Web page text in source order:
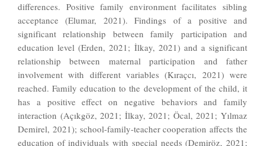
differences. Positive family environment facilitates sibling
acceptance (Elumar, 2021). Findings of a positive and
significant relationship between family participation and
education level (Erden, 2021; İlkay, 2021) and a significant
relationship between maternal participation and father
involvement with different variables (Kıraçcı, 2021) were
reached. Family education to the development of the child, it
has a positive effect on negative behaviors and family
interaction (Açıkgöz, 2021; İlkay, 2021; Öcal, 2021; Yılmaz
Demirel, 2021); school-family-teacher cooperation affects the
education of individuals with special needs (Demiröz, 2021;